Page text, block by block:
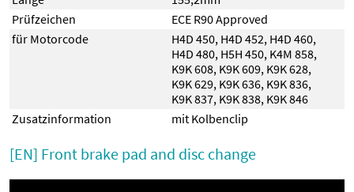
Prüfzeichen
ECE R90 Approved
für Motorcode
H4D 450, H4D 452, H4D 460,
H4D 480, H5H 450, K4M 858,
K9K 608, K9K 609, K9K 628,
K9K 629, K9K 636, K9K 836,
K9K 837, K9K 838, K9K 846
Zusatzinformation
mit Kolbenclip
[EN] Front brake pad and disc change